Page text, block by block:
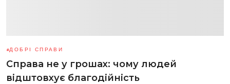
ДОБРІ СПРАВИ
Справа не у грошах: чому людей
відштовхує благодійність